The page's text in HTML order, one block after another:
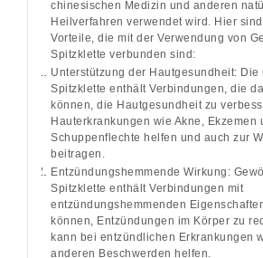
chinesischen Medizin und anderen
Heilverfahren verwendet wird. Hier
Vorteile, die mit der Verwendung von
Spitzklette verbunden sind:
Unterstützung der Hautgesundheit: Die
Spitzklette enthält Verbindungen, die
können, die Hautgesundheit zu
Hauterkrankungen wie Akne, Ekzemen
Schuppenflechte helfen und auch zur
beitragen.
Entzündungshemmende Wirkung:
Spitzklette enthält Verbindungen mit
entzündungshemmenden
können, Entzündungen im Körper zu
kann bei entzündlichen Erkrankungen
anderen Beschwerden helfen.